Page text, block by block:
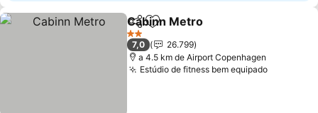
PartilharAdicionar aos favoritos
Cabinn Metro
2 Estrelas
7,0
26.799
a 4.5 km de Airport Copenhagen
Estúdio de fitness bem equipado